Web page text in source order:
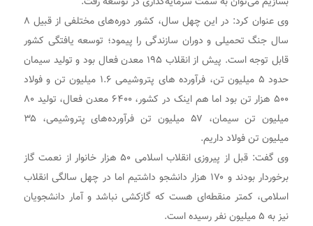
وی عنوان کرد: در این چهل سال، کشور دوره‌های مختلفی از قبیل ۸
سال جنگ تحمیلی و دوران سازندگی را پیمود؛ توسعه یافتگی کشور
قابل توجه است. پیش از انقلاب ۱۹۵ معدن فعال بود و تولید سیمان
حدود ۵ میلیون تن، فرآورده های پتروشیمی ۱.۶ میلیون تن و فولاد
۵۰۰ هزار تن بود اما هم اینک در کشور، ۶۴۰۰ معدن فعال، تولید ۸۰
میلیون تن سیمان، ۵۷ میلیون تن فرآورده‌های پتروشیمی، ۳۵
میلیون تن فولاد داریم.
وی گفت: قبل از پیروزی انقلاب اسلامی ۵۰ هزار خانوار از نعمت گاز
برخوردار بودند و ۱۷۰ هزار دانشجو داشتیم اما در چهل سالگی انقلاب
اسلامی، کمتر منقطه‌ای هست که گازکشی نباشد و آمار دانشجویان
نیز به ۵ میلیون نفر رسیده است.